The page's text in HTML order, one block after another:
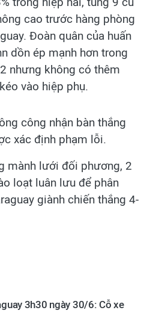
cao trước hàng phòng
Đoàn quân của huấn
dồn ép mạnh hơn trong
nhưng không có thêm
vào hiệp phụ.
công nhận bàn thắng
xác định phạm lỗi.
mành lưới đối phương, 2
loạt luân lưu để phân
giành chiến thắng 4-
3h30 ngày 30/6: Cỗ xe